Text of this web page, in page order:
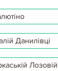
Данилівці
Лозовій